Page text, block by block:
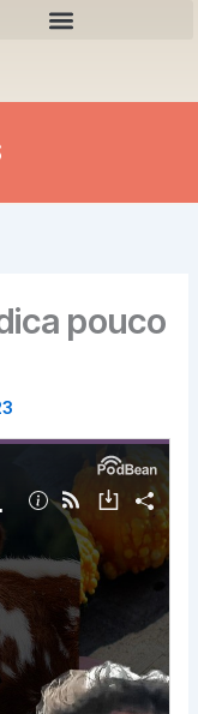
pouco